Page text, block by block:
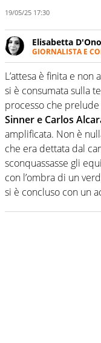
19/05/25 17:30
Elisabetta
GIORNALISTA E
Giornalista
personale e
suoi
nell'ambito della
destra, oggi si
una classifica
L’attesa è finita e
si è consumata sulla
processo che
Sinner e Carlos
amplificata. Non è
che era dettata dal
sconquassasse gli
con l’ombra di un
si è concluso con un